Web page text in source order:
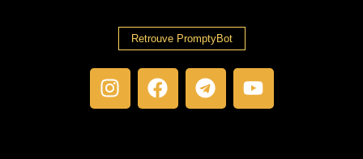
Retrouve PromptyBot